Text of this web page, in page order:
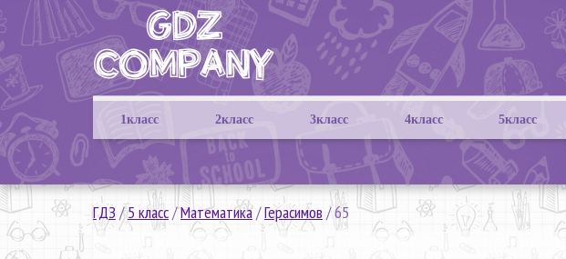
1класс 2класс 3класс 4класс 5класс
ГДЗ /5 класс/Математика/Герасимов /65